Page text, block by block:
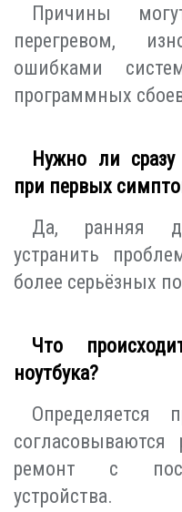
Причины
перегревом,
ошибками
программных
Нужно ли сразу
при первых
Да, ранняя
устранить
более серьёзных
Что
ноутбука?
Определяется
ремонт с
устройства.